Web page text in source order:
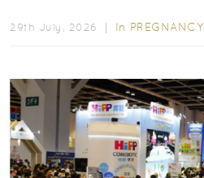
29th July, 2026 ｜ In PREGNANCY